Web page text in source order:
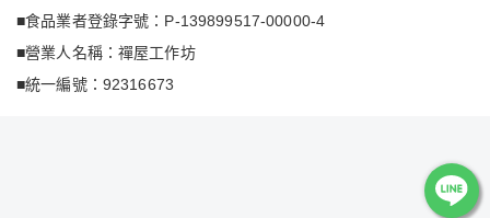
■食品業者登錄字號： P-139899517-00000-4
■營業人名稱：禪屋工作坊
■統一編號： 92316673